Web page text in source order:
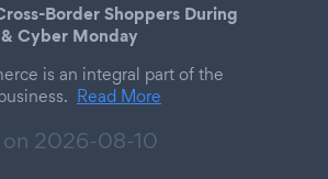
Border Shoppers During
Cyber Monday
is an integral part of the
Read More
2026-08-10